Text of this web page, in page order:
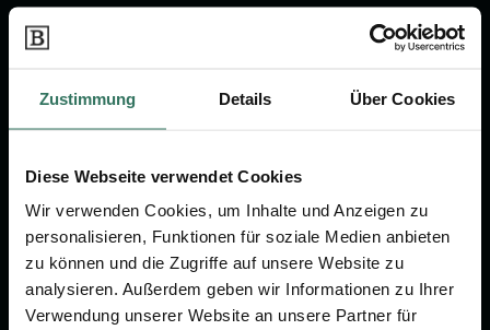
Zustimmung Details Über Cookies
Diese Webseite verwendet Cookies
Wir verwenden Cookies, um Inhalte und Anzeigen zu
personalisieren, Funktionen für soziale Medien anbieten
zu können und die Zugriffe auf unsere Website zu
analysieren. Außerdem geben wir Informationen zu Ihrer
Verwendung unserer Website an unsere Partner für
Wir sind Ihr Ansprechpartner rund
um das Thema Bestattung &
Vorsorge.
Jetzt beraten lassen
FÜR SIE
Vergleich
FÜR BESTATTER
Online-Portal